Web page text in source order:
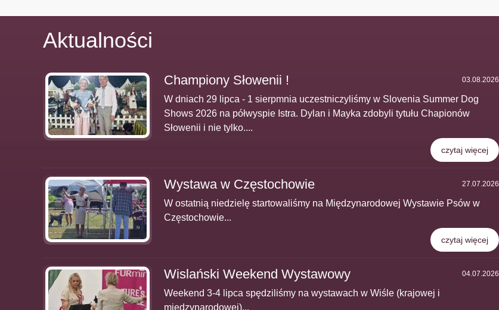
Aktualności
03.08.2026
Championy Słowenii !
W dniach 29 lipca - 1 sierpmnia uczestniczyliśmy w Slovenia Summer Dog
Shows 2026 na półwyspie Istra. Dylan i Mayka zdobyli tytułu Chapionów
Słowenii i nie tylko....
czytaj więcej
27.07.2026
Wystawa w Częstochowie
W ostatnią niedzielę startowaliśmy na Międzynarodowej Wystawie Psów w
Częstochowie...
czytaj więcej
04.07.2026
Wislański Weekend Wystawowy
Weekend 3-4 lipca spędziliśmy na wystawach w Wiśle (krajowej i
międzynarodowej)...